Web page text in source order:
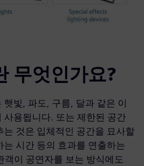
무엇인가요?
빛, 파도, 구름, 달과 같은 이
사용됩니다. 또는 제한된 공간
는 것은 입체적인 공간을 묘사할
시간 등의 효과를 연출하는
객이 공연자를 보는 방식에도